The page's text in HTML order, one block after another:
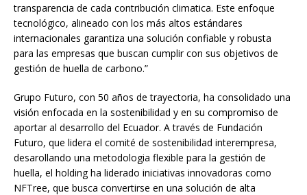
transparencia de cada contribución climatica. Este enfoque
tecnológico, alineado con los más altos estándares
internacionales garantiza una solución confiable y robusta
para las empresas que buscan cumplir con sus objetivos de
gestión de huella de carbono.”
Grupo Futuro, con 50 años de trayectoria, ha consolidado una
visión enfocada en la sostenibilidad y en su compromiso de
aportar al desarrollo del Ecuador. A través de Fundación
Futuro, que lidera el comité de sostenibilidad interempresa,
desarollando una metodologia flexible para la gestión de
huella, el holding ha liderado iniciativas innovadoras como
NFTree, que busca convertirse en una solución de alta